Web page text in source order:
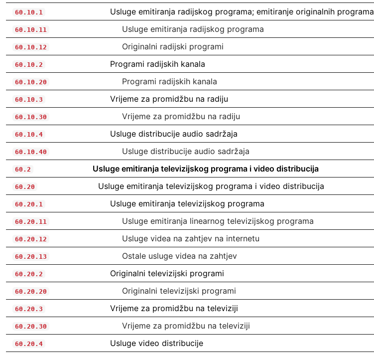
60.10.1 Usluge emitiranja radijskog programa; emitiranje originalnih programa
60.10.11 Usluge emitiranja radijskog programa
60.10.12 Originalni radijski programi
60.10.2 Programi radijskih kanala
60.10.20 Programi radijskih kanala
60.10.3 Vrijeme za promidžbu na radiju
60.10.30 Vrijeme za promidžbu na radiju
60.10.4 Usluge distribucije audio sadržaja
60.10.40 Usluge distribucije audio sadržaja
60.2 Usluge emitiranja televizijskog programa i video distribucija
60.20 Usluge emitiranja televizijskog programa i video distribucija
60.20.1 Usluge emitiranja televizijskog programa
60.20.11 Usluge emitiranja linearnog televizijskog programa
60.20.12 Usluge videa na zahtjev na internetu
60.20.13 Ostale usluge videa na zahtjev
60.20.2 Originalni televizijski programi
60.20.20 Originalni televizijski programi
60.20.3 Vrijeme za promidžbu na televiziji
60.20.30 Vrijeme za promidžbu na televiziji
60.20.4 Usluge video distribucije